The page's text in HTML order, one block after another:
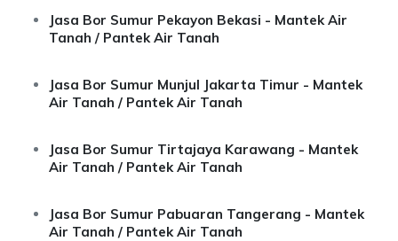
Jasa Bor Sumur Pekayon Bekasi - Mantek Air
Tanah / Pantek Air Tanah
Jasa Bor Sumur Munjul Jakarta Timur - Mantek
Air Tanah / Pantek Air Tanah
Jasa Bor Sumur Tirtajaya Karawang - Mantek
Air Tanah / Pantek Air Tanah
Jasa Bor Sumur Pabuaran Tangerang - Mantek
Air Tanah / Pantek Air Tanah